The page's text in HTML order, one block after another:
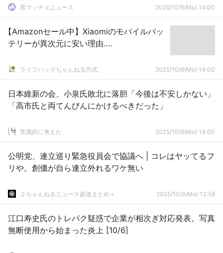
黒マッチョニュース 2025/10/6(Mo) 14:00
【Amazonセール中】Xiaomiのモバイルバッ
テリーが異次元に安い理由‥‥
ライフハックちゃんねる弐式 2025/10/6(Mo) 14:00
日本維新の会、小泉氏敗北に落胆「今後は不安しかない」
「高市氏と両てんびんにかけるべきだった」
常識的に考えた 2025/10/6(Mo) 14:00
公明党、連立巡り緊急役員会で協議へ | コレはヤッてるフ
リや。創価が自ら連立外れるワケ無い
２ちゃんねるニュース超速まとめ＋ 2025/10/6(Mo) 13:59
江口寿史氏のトレパク疑惑で企業が相次ぎ対応発表。写真
無断使用から始まった炎上 [10/6]